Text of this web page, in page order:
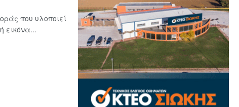
που υλοποιεί
εικόνα...